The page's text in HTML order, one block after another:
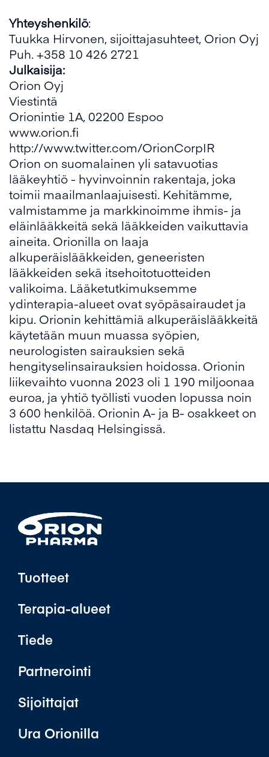
Yhteyshenkilö:
Tuukka Hirvonen, sijoittajasuhteet, Orion Oyj
Puh. +358 10 426 2721
Julkaisija:
Orion Oyj
Viestintä
Orionintie 1A, 02200 Espoo
www.orion.fi
http://www.twitter.com/OrionCorpIR
Orion on suomalainen yli satavuotias
lääkeyhtiö - hyvinvoinnin rakentaja, joka
toimii maailmanlaajuisesti. Kehitämme,
valmistamme ja markkinoimme ihmis- ja
eläinlääkkeitä sekä lääkkeiden vaikuttavia
aineita. Orionilla on laaja
alkuperäislääkkeiden, geneeristen
lääkkeiden sekä itsehoitotuotteiden
valikoima. Lääketutkimuksemme
ydinterapia-alueet ovat syöpäsairaudet ja
kipu. Orionin kehittämiä alkuperäislääkkeitä
käytetään muun muassa syöpien,
neurologisten sairauksien sekä
hengityselinsairauksien hoidossa. Orionin
liikevaihto vuonna 2023 oli 1 190 miljoonaa
euroa, ja yhtiö työllisti vuoden lopussa noin
3 600 henkilöä. Orionin A- ja B- osakkeet on
listattu Nasdaq Helsingissä.
Tuotteet
Terapia-alueet
Tiede
Partnerointi
Sijoittajat
Ura Orionilla